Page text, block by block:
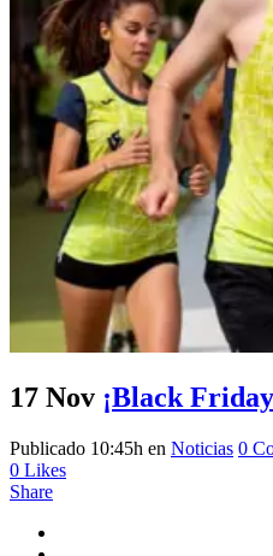
17 Nov ¡Black
Publicado 10:45h en Noticias 0
0 Likes
Share